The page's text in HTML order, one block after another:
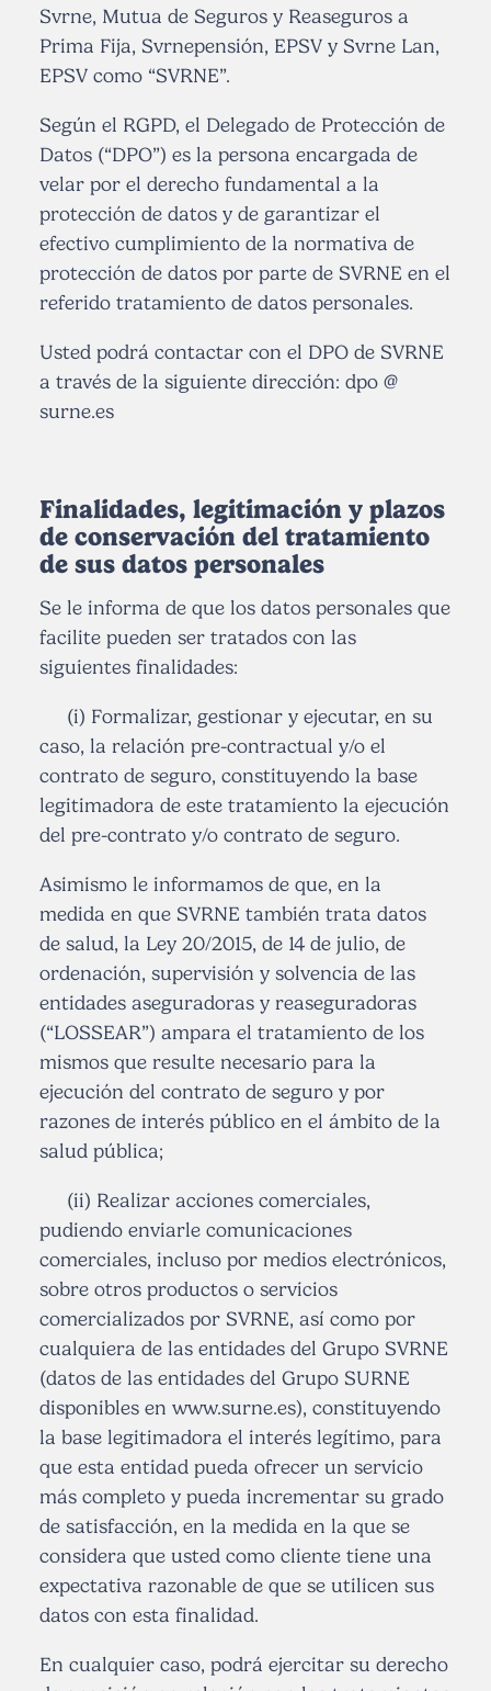
Svrne, Mutua de Seguros y Reaseguros a
Prima Fija, Svrnepensión, EPSV y Svrne Lan,
EPSV como “SVRNE”.
Según el RGPD, el Delegado de Protección de
Datos (“DPO”) es la persona encargada de
velar por el derecho fundamental a la
protección de datos y de garantizar el
efectivo cumplimiento de la normativa de
protección de datos por parte de SVRNE en el
referido tratamiento de datos personales.
Usted podrá contactar con el DPO de SVRNE
a través de la siguiente dirección: dpo @
surne.es
Finalidades, legitimación y plazos
de conservación del tratamiento
de sus datos personales
Se le informa de que los datos personales que
facilite pueden ser tratados con las
siguientes finalidades:
(i) Formalizar, gestionar y ejecutar, en su
caso, la relación pre-contractual y/o el
contrato de seguro, constituyendo la base
legitimadora de este tratamiento la ejecución
del pre-contrato y/o contrato de seguro.
Asimismo le informamos de que, en la
medida en que SVRNE también trata datos
de salud, la Ley 20/2015, de 14 de julio, de
ordenación, supervisión y solvencia de las
entidades aseguradoras y reaseguradoras
(“LOSSEAR”) ampara el tratamiento de los
mismos que resulte necesario para la
ejecución del contrato de seguro y por
razones de interés público en el ámbito de la
salud pública;
(ii) Realizar acciones comerciales,
pudiendo enviarle comunicaciones
comerciales, incluso por medios electrónicos,
sobre otros productos o servicios
comercializados por SVRNE, así como por
cualquiera de las entidades del Grupo SVRNE
(datos de las entidades del Grupo SURNE
disponibles en www.surne.es), constituyendo
la base legitimadora el interés legítimo, para
que esta entidad pueda ofrecer un servicio
más completo y pueda incrementar su grado
de satisfacción, en la medida en la que se
considera que usted como cliente tiene una
expectativa razonable de que se utilicen sus
datos con esta finalidad.
En cualquier caso, podrá ejercitar su derecho